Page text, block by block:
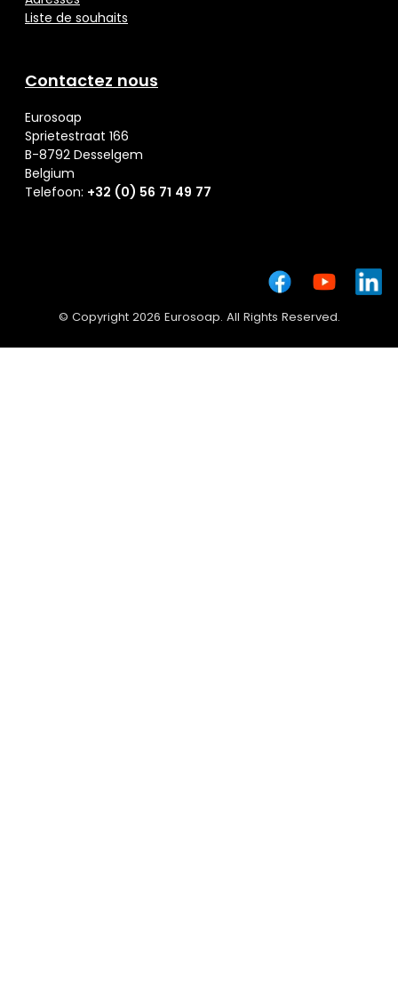
Liste de souhaits
Contactez nous
Eurosoap
Sprietestraat 166
B-8792 Desselgem
Belgium
Telefoon: +32 (0) 56 71 49 77
© Copyright 2026 Eurosoap. All Rights Reserved.